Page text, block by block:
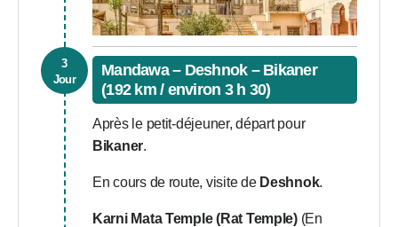
3
Jour
Mandawa – Deshnok – Bikaner
(192 km / environ 3 h 30)
Après le petit-déjeuner, départ pour
Bikaner.
En cours de route, visite de Deshnok.
Karni Mata Temple (Rat Temple)(En